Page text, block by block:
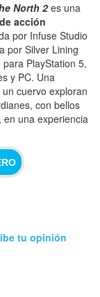
North 2es una
acción
por Infuse Studio
por Silver Lining
para PlayStation 5,
y PC. Una
cuervo exploran
con bellos
en una experiencia
tu opinión